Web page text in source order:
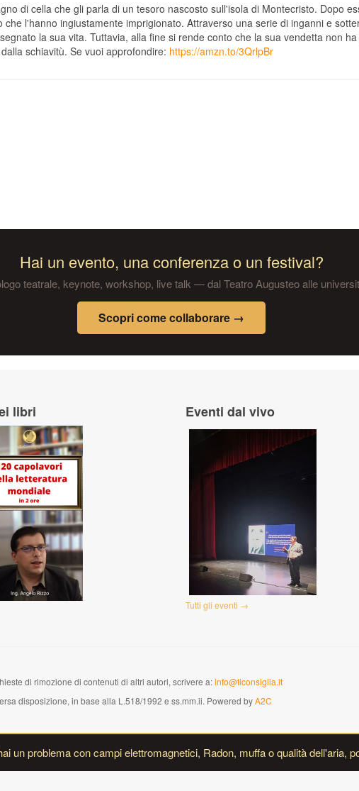
di cella che gli parla di un tesoro nascosto sull'isola di Montecristo. Dopo
l'hanno ingiustamente imprigionato. Attraverso una serie di inganni e
la sua vita. Tuttavia, alla fine si rende conto che la sua vendetta non
schiavitù. Se vuoi approfondire: https://amzn.to/3QrlpBr
Hai un evento, una conferenza o un festival?
teatrale, keynote, workshop, live talk — dal Teatro Augusteo alle
Scopri come collaborare →
libri Eventi dal vivo
Tutti gli eventi →
di rimozione di contenuti di altri autori, scrivere a:info@ticonsiglia.it
disposizione, in base alla L.518/1992 e ss.mm.ii. Powered byA2C
un problema con campi elettromagnetici, Radon, muffa o qualità dell'aria,